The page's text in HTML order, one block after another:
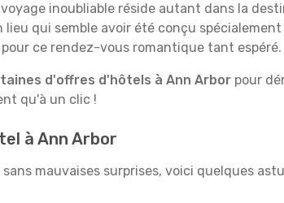
inoubliable réside autant dans la
qui semble avoir été conçu
ce rendez-vous romantique tant espéré.
d'offres d'hôtels à Ann Arbor pour
qu'à un clic !
à Ann Arbor
mauvaises surprises, voici quelques